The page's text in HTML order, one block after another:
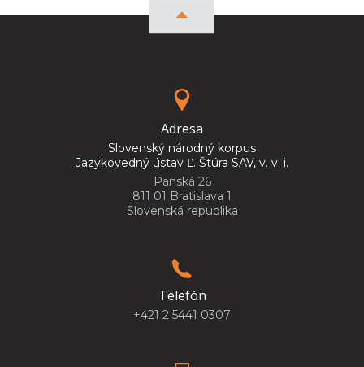
Adresa
Slovenský národný korpus
Jazykovedný ústav Ľ. Štúra SAV, v. v. i.
Panská 26
811 01 Bratislava 1
Slovenská republika
Telefón
+421 2 5441 0307